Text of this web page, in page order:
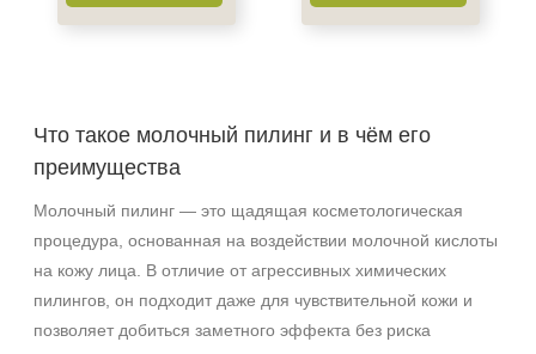
Что такое молочный пилинг и в чём его
преимущества
Молочный пилинг — это щадящая косметологическая
процедура, основанная на воздействии молочной кислоты
на кожу лица. В отличие от агрессивных химических
пилингов, он подходит даже для чувствительной кожи и
позволяет добиться заметного эффекта без риска